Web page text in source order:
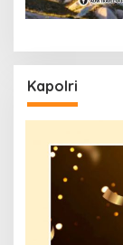
Kapolri